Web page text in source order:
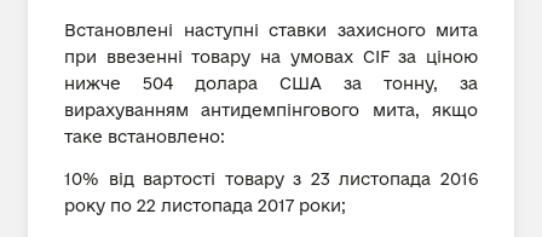
Встановлені наступні ставки захисного мита
при ввезенні товару на умовах CIF за ціною
нижче 504 долара США за тонну, за
вирахуванням антидемпінгового мита, якщо
таке встановлено:
10% від вартості товару з 23 листопада 2016
року по 22 листопада 2017 роки;